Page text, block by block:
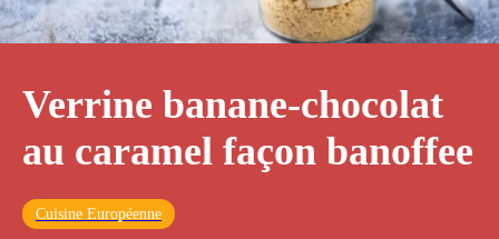
Verrine banane-chocolat
au caramel façon banoffee
Cuisine Européenne